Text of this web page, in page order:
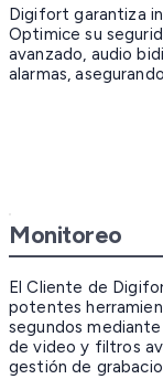
Digifort garantiza
Optimice su
avanzado, audio
alarmas,
Monitoreo
El Cliente de
potentes
segundos
de video y filtros
gestión de